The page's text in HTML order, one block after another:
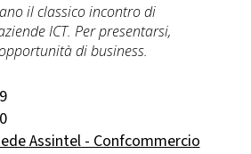
il classico incontro di
ICT. Per presentarsi,
di business.
Assintel - Confcommercio